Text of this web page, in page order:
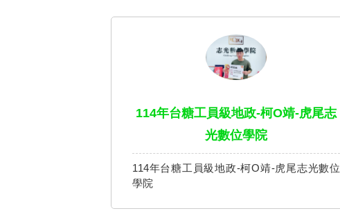
114年台糖工員級地政-柯O靖-虎尾志
光數位學院
114年台糖工員級地政-柯O靖-虎尾志光數位
學院